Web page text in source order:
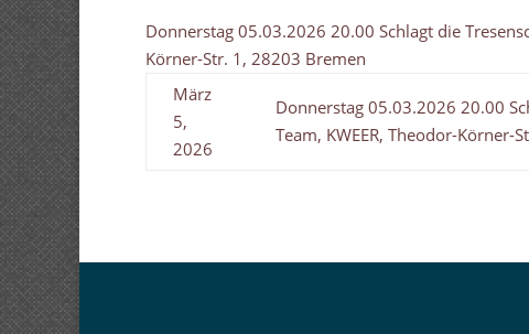
Donnerstag 05.03.2026 20.00 Schlagt die
Körner-Str. 1, 28203 Bremen
März
5,
2026
Donnerstag 05.03.2026 20.00
Team, KWEER, Theodor-Körner-